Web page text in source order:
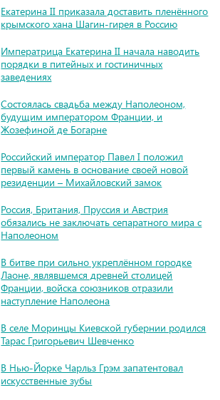
Екатерина II приказала доставить пленённого
крымского хана Шагин-гирея в Россию
Императрица Екатерина II начала наводить
порядки в питейных и гостиничных
заведениях
Состоялась свадьба между Наполеоном,
будущим императором Франции, и
Жозефиной де Богарне
Российский император Павел I положил
первый камень в основание своей новой
резиденции – Михайловский замок
Россия, Британия, Пруссия и Австрия
обязались не заключать сепаратного мира с
Наполеоном
В битве при сильно укреплённом городке
Лаоне, являвшемся древней столицей
Франции, войска союзников отразили
наступление Наполеона
В селе Моринцы Киевской губернии родился
Тарас Григорьевич Шевченко
В Нью-Йорке Чарльз Грэм запатентовал
искусственные зубы